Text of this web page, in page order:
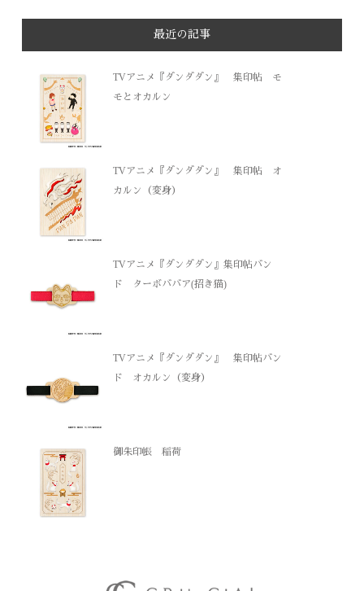
最近の記事
TVアニメ『ダンダダン』 集印帖 モ
モとオカルン
TVアニメ『ダンダダン』 集印帖 オ
カルン（変身）
TVアニメ『ダンダダン』集印帖バン
ド ターボババア(招き猫)
TVアニメ『ダンダダン』 集印帖バン
ド オカルン（変身）
御朱印帳 稲荷